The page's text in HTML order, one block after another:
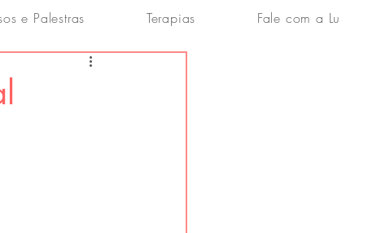
e Palestras Terapias Fale com a Lu